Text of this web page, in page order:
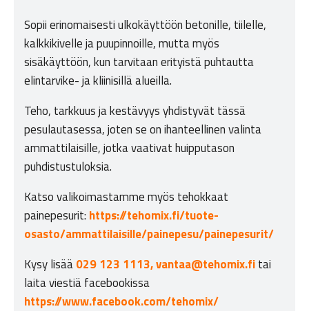
Sopii erinomaisesti ulkokäyttöön betonille, tiilelle,
kalkkikivelle ja puupinnoille, mutta myös
sisäkäyttöön, kun tarvitaan erityistä puhtautta
elintarvike- ja kliinisillä alueilla.
Teho, tarkkuus ja kestävyys yhdistyvät tässä
pesulautasessa, joten se on ihanteellinen valinta
ammattilaisille, jotka vaativat huipputason
puhdistustuloksia.
Katso valikoimastamme myös tehokkaat
painepesurit: https://tehomix.fi/tuote-
osasto/ammattilaisille/painepesu/painepesurit/
Kysy lisää029 123 1113,vantaa@tehomix.fitai
laita viestiä facebookissa
https://www.facebook.com/tehomix/